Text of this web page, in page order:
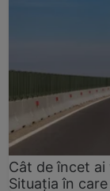
Cât de încet
Situația în